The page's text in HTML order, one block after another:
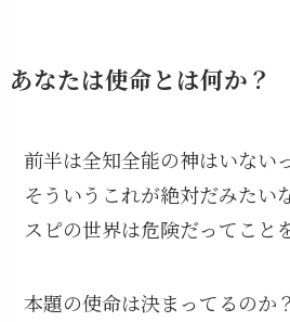
あなたは使命とは何か？
前半は全知全能の神はいない
そういうこれが絶対だみたい
スピの世界は危険だってこと
本題の使命は決まってるのか？